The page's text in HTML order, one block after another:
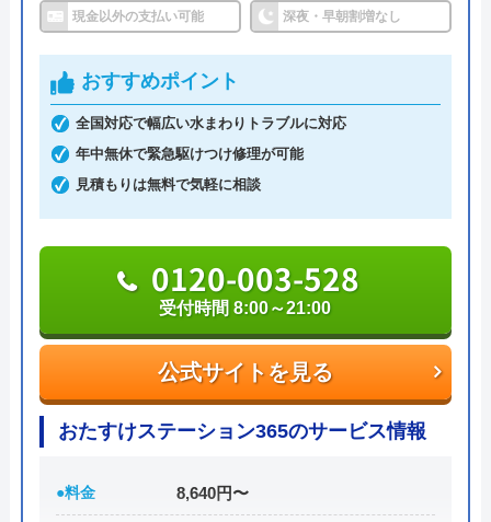
ンテナンスをはじめ水回りのさまざまな修理や工事
指定工事店として認可を受けており、県北部や宮
島、阿多田島、因島、向島、生口島、似島といった
離島へも対応しています。
受付は24時間365日いつでも可能で、早ければ20分
～60分程度で駆けつけてくれます。現状を確認して
から見積もりが提示されますが、見積もりにかかる
費用は無料です。もし納得がいかずキャンセルとな
っても、費用は発生しないため安心して依頼するこ
とができます。
支払いは現金、クレジットカード、銀行振込から選
べます。もし、1ヶ月以内に同じ場所で不具合が再
応してもらえます。
現金以外の支払い可能 深夜・早朝割増なし
おすすめポイント
全国対応で幅広い水まわりトラブルに対応
年中無休で緊急駆けつけ修理が可能
見積もりは無料で気軽に相談
公式サイトを見る
0120-003-528
受付時間 8:00～21:00
おたすけステーション365のサービス情報
●料金 8,640円〜